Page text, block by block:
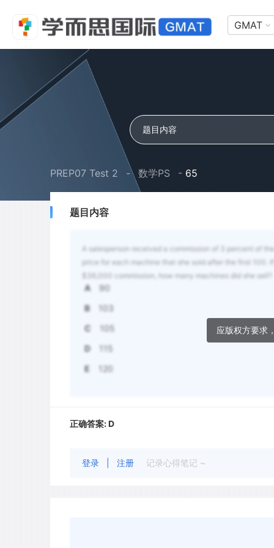
GMAT
PREP07 Test 2 - 数学PS - 65
题目内容
应版权方要求
A salesperson received a commission of 3 percent of
price for each machine that she sold after the first
$36,000 commission, how many machines did she sell?
A
90
B
103
C
105
D
115
E
120
正确答案:D
登录 注册 记录心得笔记 ~